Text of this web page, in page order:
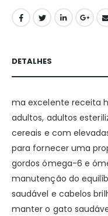
DETALHES
ma excelente receita
adultos, adultos
cereais e com
para fornecer uma
gordos ómega-6 e
manutenção do
saudável e cabelos
manter o gato